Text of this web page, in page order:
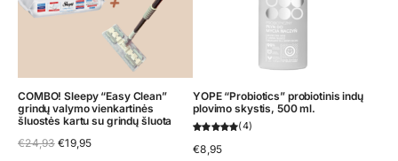
COMBO! Sleepy “Easy Clean”
grindų valymo vienkartinės
šluostės kartu su grindų šluota
€24,93 Original
€19,95Current
YOPE “Probiotics” probiotinis indų
plovimo skystis, 500 ml.
4
€8,95